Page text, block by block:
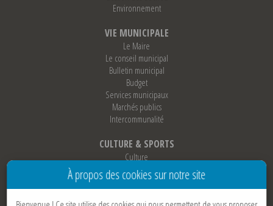
Environnement
VIE MUNICIPALE
Le Maire
Le conseil municipal
Bulletin municipal
Budget
Services municipaux
Marchés publics
Intercommunalité
CULTURE & SPORTS
Culture
Sports
Loisirs
Associations
À propos des cookies sur notre site